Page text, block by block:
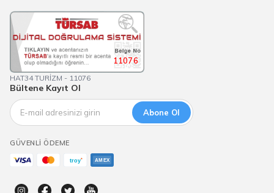
11076
HAT34 TURİZM - 11076
Bültene Kayıt Ol
Abone Ol
GÜVENLI ÖDEME